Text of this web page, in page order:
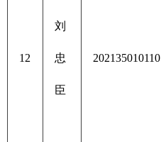
12
刘
忠
臣
202135010110